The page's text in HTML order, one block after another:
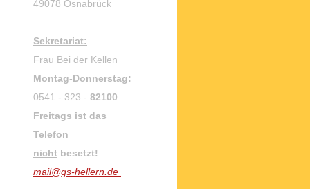
49078 Osnabrück
Sekretariat:
Frau Bei der Kellen
Montag-Donnerstag:
0541 - 323 - 82100
Freitags ist das
Telefon
nicht besetzt!
mail@gs-hellern.de